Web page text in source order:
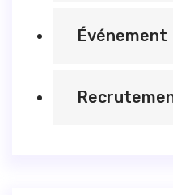
Événement